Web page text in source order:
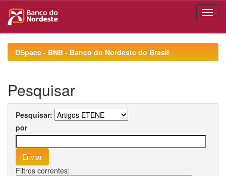
navigationDSpace - BNB - Banco do Nordeste do Brasil
Pesquisar
Pesquisar:
por
Filtros correntes: